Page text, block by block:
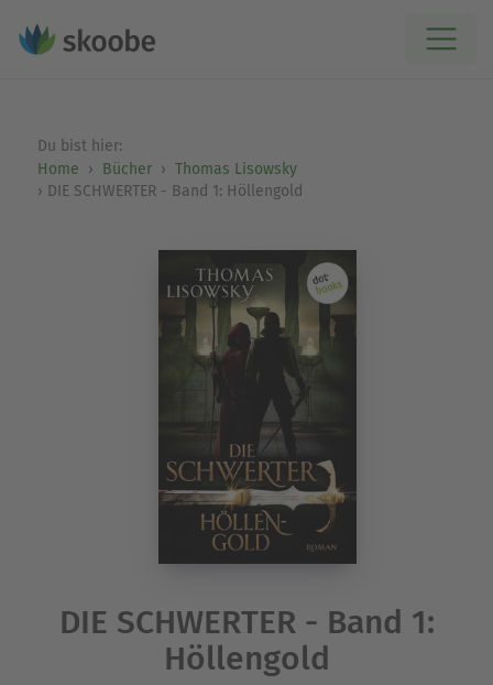
Du bist hier:
Home
Bücher
Thomas Lisowsky
DIE SCHWERTER - Band 1: Höllengold
DIE SCHWERTER - Band 1:
Höllengold